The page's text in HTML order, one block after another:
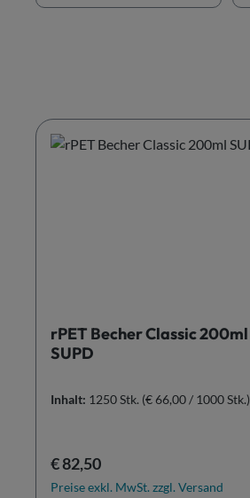
rPET Becher Classic 200ml
SUPD
Inhalt: 1250 Stk. (€ 66,00 / 1000 Stk.)
Regulärer Preis:
€ 82,50
Preise exkl. MwSt. zzgl. Versand